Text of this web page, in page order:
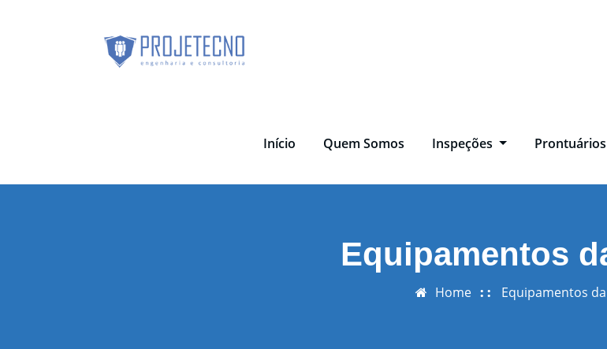
Início Quem Somos Inspeções Prontuários
Equipamentos
Home Equipamentos da